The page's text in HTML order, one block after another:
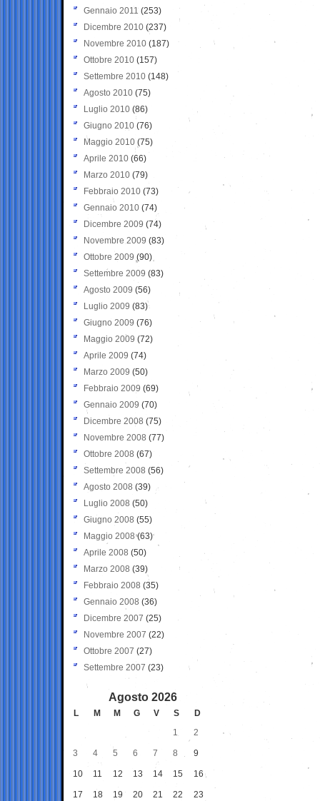
Gennaio 2011 (253)
Dicembre 2010 (237)
Novembre 2010 (187)
Ottobre 2010 (157)
Settembre 2010 (148)
Agosto 2010 (75)
Luglio 2010 (86)
Giugno 2010 (76)
Maggio 2010 (75)
Aprile 2010 (66)
Marzo 2010 (79)
Febbraio 2010 (73)
Gennaio 2010 (74)
Dicembre 2009 (74)
Novembre 2009 (83)
Ottobre 2009 (90)
Settembre 2009 (83)
Agosto 2009 (56)
Luglio 2009 (83)
Giugno 2009 (76)
Maggio 2009 (72)
Aprile 2009 (74)
Marzo 2009 (50)
Febbraio 2009 (69)
Gennaio 2009 (70)
Dicembre 2008 (75)
Novembre 2008 (77)
Ottobre 2008 (67)
Settembre 2008 (56)
Agosto 2008 (39)
Luglio 2008 (50)
Giugno 2008 (55)
Maggio 2008(63)
Aprile 2008 (50)
Marzo 2008 (39)
Febbraio 2008 (35)
Gennaio 2008 (36)
Dicembre 2007 (25)
Novembre 2007 (22)
Ottobre 2007 (27)
Settembre 2007 (23)
Agosto 2026
L M M G V S
D
1
2
3 4 5 6 7 8 9
10 11 12 13 14 15 16
17 18 19 20 21 22 23